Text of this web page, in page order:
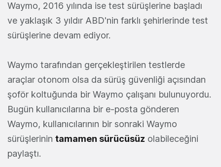
Waymo, 2016 yılında ise test sürüşlerine başladı
ve yaklaşık 3 yıldır ABD'nin farklı şehirlerinde test
sürüşlerine devam ediyor.
Waymo tarafından gerçekleştirilen testlerde
araçlar otonom olsa da sürüş güvenliği açısından
şoför koltuğunda bir Waymo çalışanı bulunuyordu.
Bugün kullanıcılarına bir e-posta gönderen
Waymo, kullanıcılarının bir sonraki Waymo
sürüşlerinin tamamen sürücüsüz olabileceğini
paylaştı.